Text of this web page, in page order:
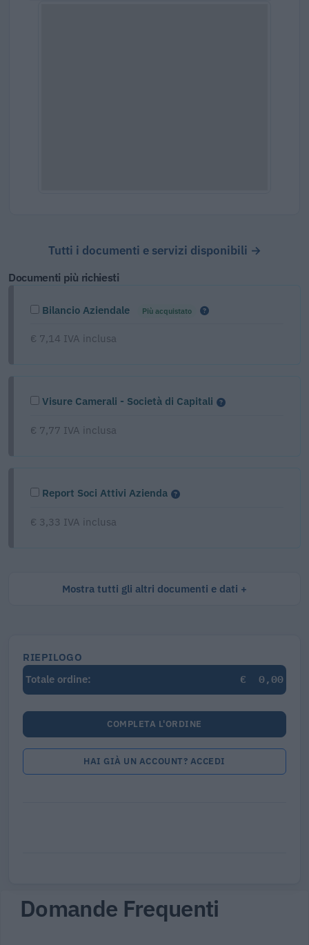
Tutti i documenti e servizi disponibili →
Documenti più richiesti
Bilancio Aziendale Più acquistato
€ 7,14 IVA inclusa
Visure Camerali - Società di Capitali
€ 7,77 IVA inclusa
Report Soci Attivi Azienda
€ 3,33 IVA inclusa
Mostra tutti gli altri documenti e dati
RIEPILOGO
Totale ordine:
€ 0,00
COMPLETA L'ORDINE
HAI GIÀ UN ACCOUNT? ACCEDI
Domande Frequenti